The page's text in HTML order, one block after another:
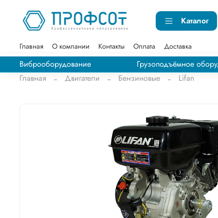
Каталог
Главная О компании Контакты Оплата Доставка
Виброоборудование
Грузоподъёмное
Главная
Двигатели Бензиновые Lifan